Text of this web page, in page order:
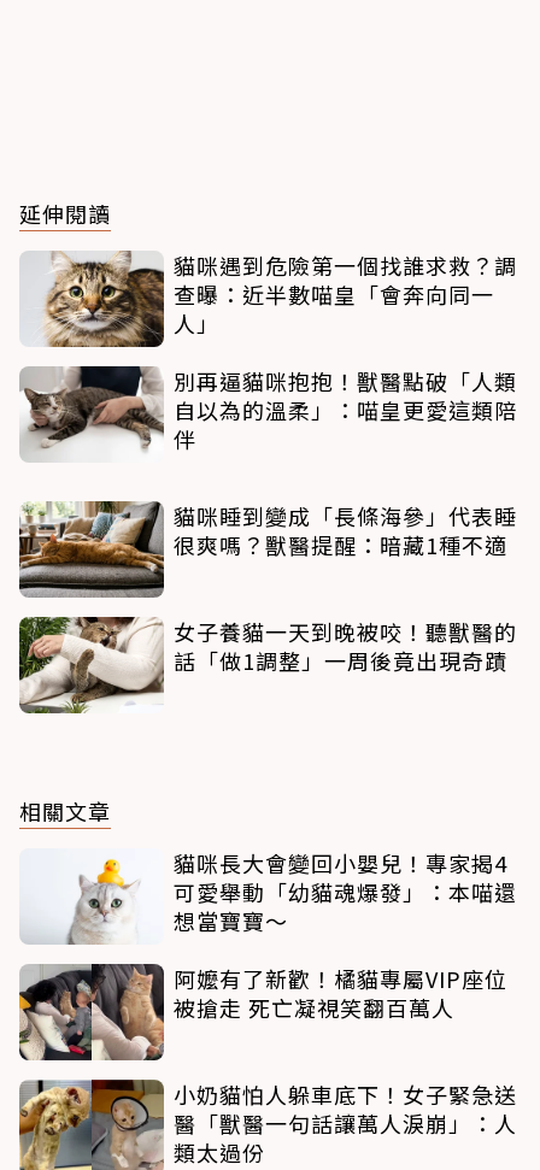
延伸閱讀
貓咪遇到危險第一個找誰求救？調
查曝：近半數喵皇「會奔向同一
人」
別再逼貓咪抱抱！獸醫點破「人類
自以為的溫柔」：喵皇更愛這類陪
伴
貓咪睡到變成「長條海參」代表睡
很爽嗎？獸醫提醒：暗藏1種不適
女子養貓一天到晚被咬！聽獸醫的
話「做1調整」一周後竟出現奇蹟
相關文章
貓咪長大會變回小嬰兒！專家揭4
可愛舉動「幼貓魂爆發」：本喵還
想當寶寶～
阿嬤有了新歡！橘貓專屬VIP座位
被搶走 死亡凝視笑翻百萬人
小奶貓怕人躲車底下！女子緊急送
醫「獸醫一句話讓萬人淚崩」：人
類太過份